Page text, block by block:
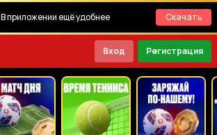
В приложении ещё удобнее Скачать
Вход Регистрация